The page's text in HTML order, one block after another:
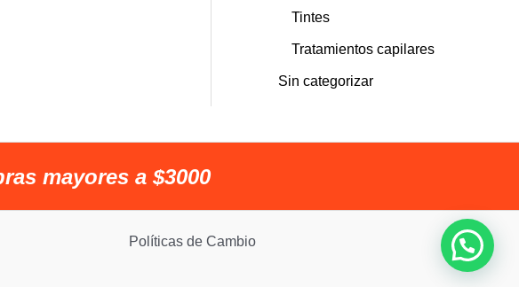
Tintes
Tratamientos capilares
Sin categorizar
mayores a $3000
Políticas de Cambio